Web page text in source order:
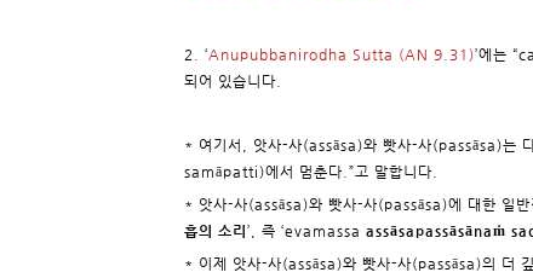
2. ‘Anupubbanirodha Sutta (AN 9.31)’에는
되어 있습니다.
* 여기서, 앗사-사(assāsa)와 빳사-사(passāsa)는
samāpatti)에서 멈춘다.”고 말합니다.
* 앗사-사(assāsa)와 빳사-사(passāsa)에 대한 일
흡의 소리 ’, 즉 ‘evamassa assāsapassāsānaṁ
* 이제 앗사-사(assāsa)와 빳사-사(passāsa)의 더